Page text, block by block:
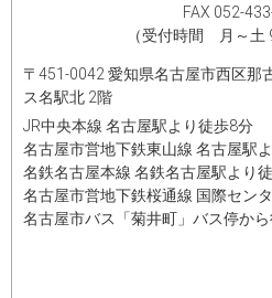
FAX 052-
（受付時間 月～土
〒451-0042 愛知県名古屋市西区那
ス名駅北 2階
JR中央本線 名古屋駅より徒歩8分
名古屋市営地下鉄東山線 名古屋駅
名鉄名古屋本線 名鉄名古屋駅より
名古屋市営地下鉄桜通線 国際セン
名古屋市バス「菊井町」バス停か